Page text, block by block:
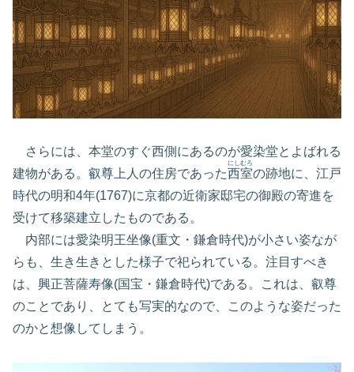
さらには、本堂のすぐ西側にあるのが愛染堂とよばれる
建物がある。叡尊上人の住房であった西室
にしむろ
の跡地に、江戸
時代の明和4年(1767)に京都の近衛家邸宅の御殿の寄進を
受けて移築建立したものである。
内部には愛染明王坐像(重文・鎌倉時代)が小さい姿なが
らも、生き生きとした様子で祀られている。注目すべき
は、興正菩薩寿像(国宝・鎌倉時代)である。これは、叡尊
のことであり、とても写実的なので、このような姿だった
のかと想像してしまう。